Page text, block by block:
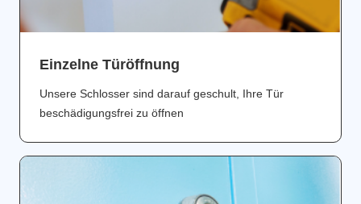
Einzelne Türöffnung
Unsere Schlosser sind darauf geschult, Ihre Tür
beschädigungsfrei zu öffnen